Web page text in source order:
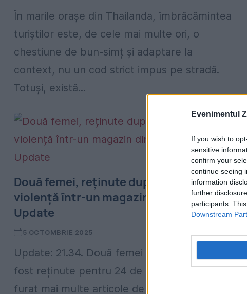
Evenimentul
If you wish to
sensitive
confirm your
continue seeing
information
further
participants.
Downstream
În marile orașe din Thailanda, îmbrăcămintea
turiștilor este, de cele mai multe ori, o
chestiune de bun-simț și adaptare la
context, nu un cod strict impus pe stradă.
Totuși, există...
Două femei, reținute după un furt cu
violență într-un magazin din Sectorul 2.
Update
5 OCTOMBRIE 2025
Update: 21.34. Două femei din București au
fost reținute pentru 24 de ore după ce au
furat mai multe articole de îmbrăcăminte